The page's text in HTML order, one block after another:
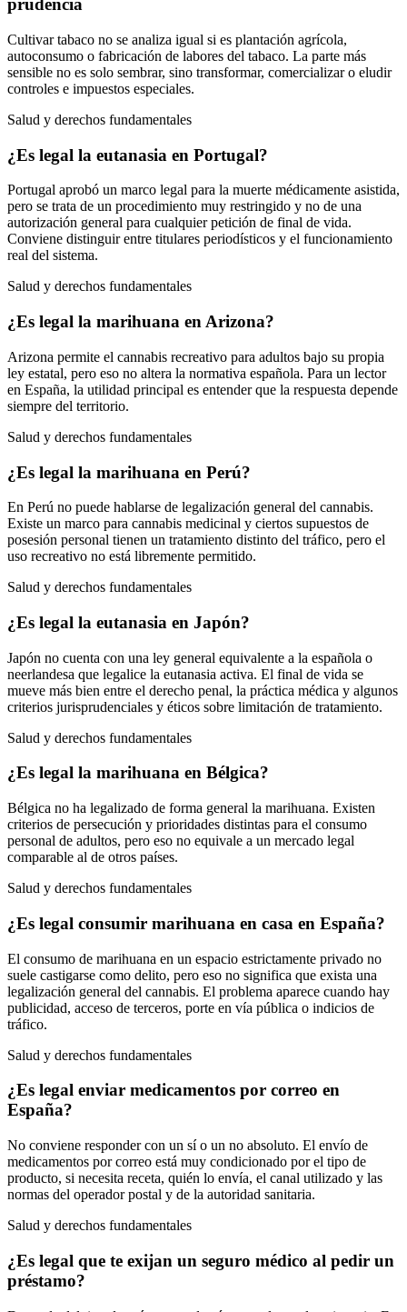
prudencia
Cultivar tabaco no se analiza igual si es plantación agrícola,
autoconsumo o fabricación de labores del tabaco. La parte más
sensible no es solo sembrar, sino transformar, comercializar o eludir
controles e impuestos especiales.
Salud y derechos fundamentales
¿Es legal la eutanasia en Portugal?
Portugal aprobó un marco legal para la muerte médicamente asistida,
pero se trata de un procedimiento muy restringido y no de una
autorización general para cualquier petición de final de vida.
Conviene distinguir entre titulares periodísticos y el funcionamiento
real del sistema.
Salud y derechos fundamentales
¿Es legal la marihuana en Arizona?
Arizona permite el cannabis recreativo para adultos bajo su propia
ley estatal, pero eso no altera la normativa española. Para un lector
en España, la utilidad principal es entender que la respuesta depende
siempre del territorio.
Salud y derechos fundamentales
¿Es legal la marihuana en Perú?
En Perú no puede hablarse de legalización general del cannabis.
Existe un marco para cannabis medicinal y ciertos supuestos de
posesión personal tienen un tratamiento distinto del tráfico, pero el
uso recreativo no está libremente permitido.
Salud y derechos fundamentales
¿Es legal la eutanasia en Japón?
Japón no cuenta con una ley general equivalente a la española o
neerlandesa que legalice la eutanasia activa. El final de vida se
mueve más bien entre el derecho penal, la práctica médica y algunos
criterios jurisprudenciales y éticos sobre limitación de tratamiento.
Salud y derechos fundamentales
¿Es legal la marihuana en Bélgica?
Bélgica no ha legalizado de forma general la marihuana. Existen
criterios de persecución y prioridades distintas para el consumo
personal de adultos, pero eso no equivale a un mercado legal
comparable al de otros países.
Salud y derechos fundamentales
¿Es legal consumir marihuana en casa en España?
El consumo de marihuana en un espacio estrictamente privado no
suele castigarse como delito, pero eso no significa que exista una
legalización general del cannabis. El problema aparece cuando hay
publicidad, acceso de terceros, porte en vía pública o indicios de
tráfico.
Salud y derechos fundamentales
¿Es legal enviar medicamentos por correo en
España?
No conviene responder con un sí o un no absoluto. El envío de
medicamentos por correo está muy condicionado por el tipo de
producto, si necesita receta, quién lo envía, el canal utilizado y las
normas del operador postal y de la autoridad sanitaria.
Salud y derechos fundamentales
¿Es legal que te exijan un seguro médico al pedir un
préstamo?